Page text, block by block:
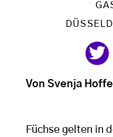
Von Svenja
Füchse gelten in